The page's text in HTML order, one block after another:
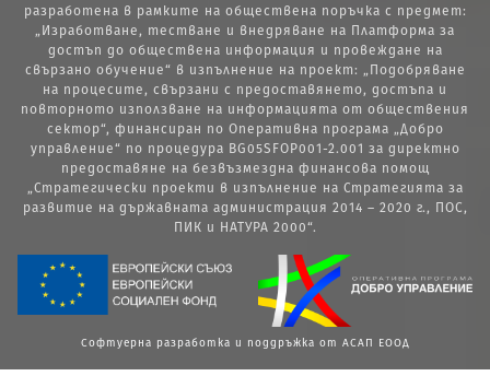
разработена в рамките на обществена поръчка с предмет:
„Изработване, тестване и внедряване на Платформа за
достъп до обществена информация и провеждане на
свързано обучение“ в изпълнение на проект: „Подобряване
на процесите, свързани с предоставянето, достъпа и
повторното използване на информацията от обществения
сектор“, финансиран по Оперативна програма „Добро
управление“ по процедура BG05SFOP001-2.001 за директно
предоставяне на безвъзмездна финансова помощ
„Стратегически проекти в изпълнение на Стратегията за
развитие на държавната администрация 2014 – 2020 г., ПОС,
ПИК и НАТУРА 2000“.
Софтуерна разработка и поддръжка от АСАП ЕООД